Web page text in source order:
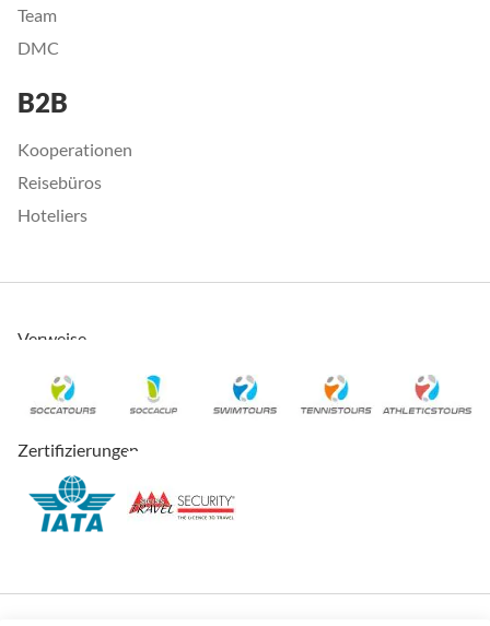
Team
DMC
B2B
Kooperationen
Reisebüros
Hoteliers
Verweise
Zertifizierungen